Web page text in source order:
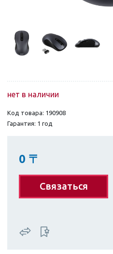
нет в наличии
Код товара: 190908
Гарантия: 1 год
0 〒
Связаться